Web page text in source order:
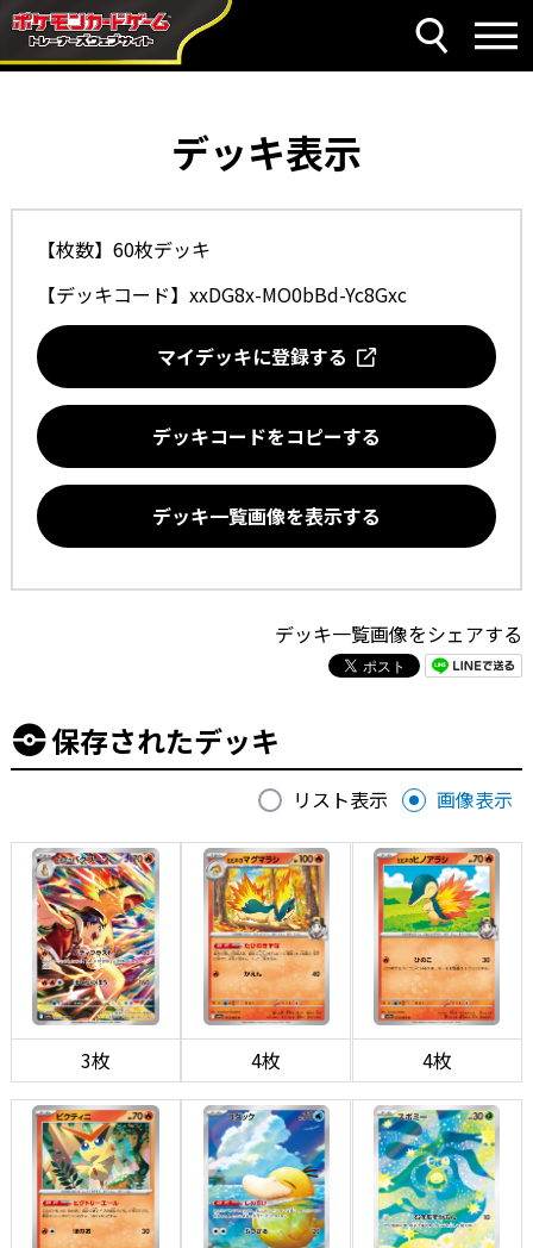
デッキ表示
【枚数】60枚デッキ
【デッキコード】 xxDG8x-MO0bBd-Yc8Gxc
マイデッキに登録する
デッキコードをコピーする
デッキ一覧画像を表示する
デッキ一覧画像をシェアする
保存されたデッキ
リスト表示 画像表示
3枚 4枚 4枚